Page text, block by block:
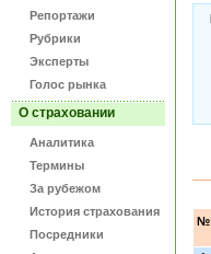
Репортажи
Рубрики
Эксперты
Голос рынка
О страховании
Аналитика
Термины
За рубежом
История страхования
Посредники
№